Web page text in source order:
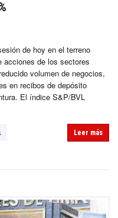
de hoy en el terreno
acciones de los sectores
volumen de negocios,
en recibos de depósito
El índice S&P/BVL
Leer más